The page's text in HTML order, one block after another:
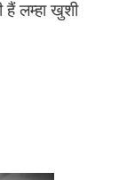
हैं लम्हा खुशी